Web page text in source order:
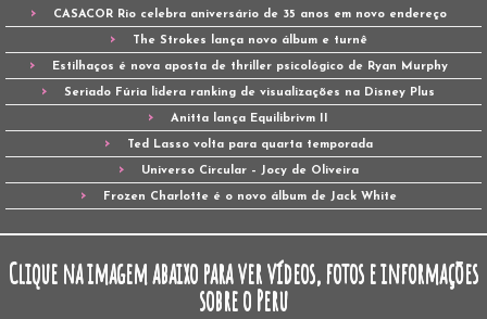
CASACOR Rio celebra aniversário de 35 anos em novo endereço
The Strokes lança novo álbum e turnê
Estilhaços é nova aposta de thriller psicológico de Ryan Murphy
Seriado Fúria lidera ranking de visualizações na Disney Plus
Anitta lança Equilibrivm II
Ted Lasso volta para quarta temporada
Universo Circular – Jocy de Oliveira
Frozen Charlotte é o novo álbum de Jack White
Clique na imagem abaixo para ver vídeos, fotos e informações
sobre o Peru